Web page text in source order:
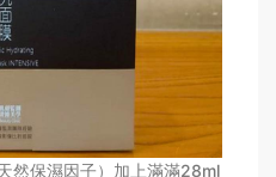
然保濕因子）加上滿滿28ml